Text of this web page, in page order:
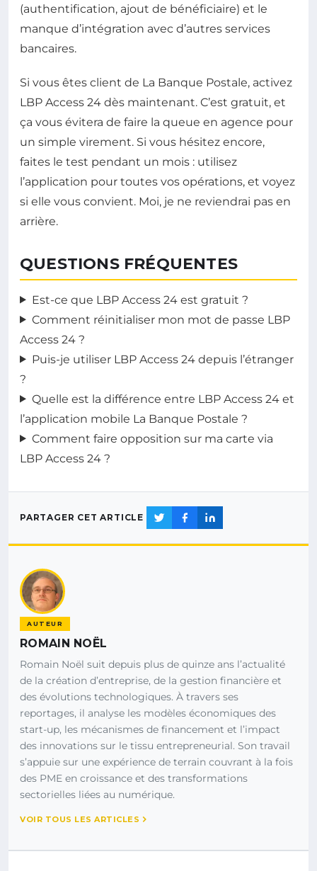
(authentification, ajout de bénéficiaire) et le
manque d’intégration avec d’autres services
bancaires.
Si vous êtes client de La Banque Postale, activez
LBP Access 24 dès maintenant. C’est gratuit, et
ça vous évitera de faire la queue en agence pour
un simple virement. Si vous hésitez encore,
faites le test pendant un mois : utilisez
l’application pour toutes vos opérations, et voyez
si elle vous convient. Moi, je ne reviendrai pas en
arrière.
QUESTIONS FRÉQUENTES
Est-ce que LBP Access 24 est gratuit ?
Comment réinitialiser mon mot de passe LBP
Access 24 ?
Puis-je utiliser LBP Access 24 depuis l’étranger
?
Quelle est la différence entre LBP Access 24 et
l’application mobile La Banque Postale ?
Comment faire opposition sur ma carte via
LBP Access 24 ?
PARTAGER CET ARTICLE
AUTEUR
ROMAIN NOËL
Romain Noël suit depuis plus de quinze ans l’actualité
de la création d’entreprise, de la gestion financière et
des évolutions technologiques. À travers ses
reportages, il analyse les modèles économiques des
start-up, les mécanismes de financement et l’impact
des innovations sur le tissu entrepreneurial. Son travail
s’appuie sur une expérience de terrain couvrant à la fois
des PME en croissance et des transformations
sectorielles liées au numérique.
VOIR TOUS LES ARTICLES